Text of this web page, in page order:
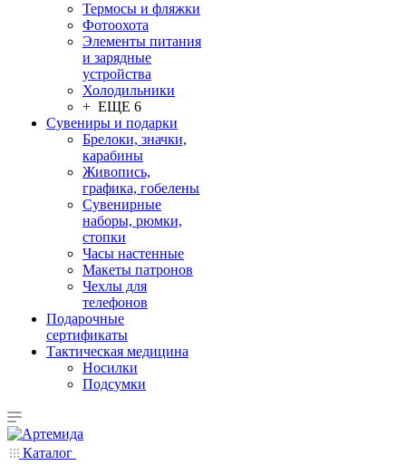
Термосы и фляжки
Фотоохота
Элементы питания
и зарядные
устройства
Холодильники
+ ЕЩЕ 6
Сувениры и подарки
Брелоки, значки,
карабины
Живопись,
графика, гобелены
Сувенирные
наборы, рюмки,
стопки
Часы настенные
Макеты патронов
Чехлы для
телефонов
Подарочные
сертификаты
Тактическая медицина
Носилки
Подсумки
Каталог